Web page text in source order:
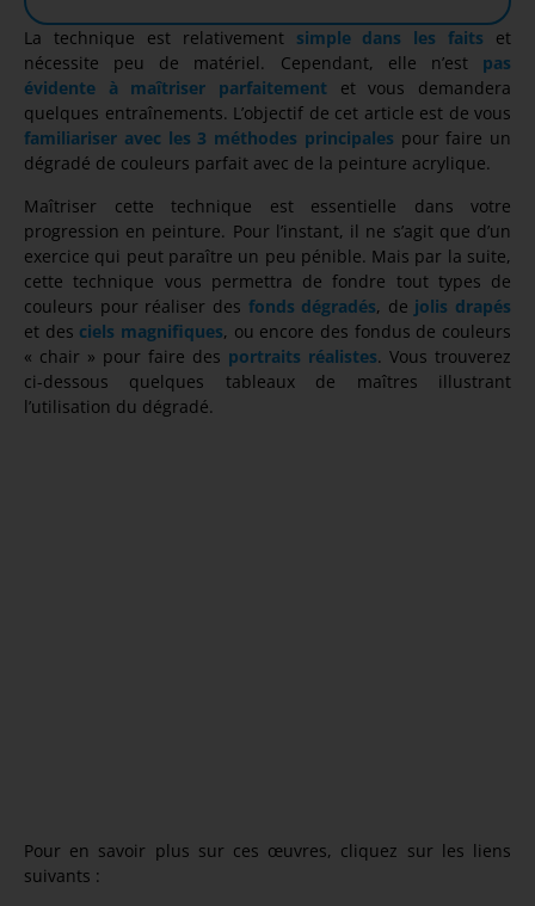
La technique est relativement simple dans les faits et
nécessite peu de matériel. Cependant, elle n’est pas
évidente à maîtriser parfaitement et vous demandera
quelques entraînements. L’objectif de cet article est de vous
familiariser avec les 3 méthodes principales pour faire un
dégradé de couleurs parfait avec de la peinture acrylique.
Maîtriser cette technique est essentielle dans votre
progression en peinture. Pour l’instant, il ne s’agit que d’un
exercice qui peut paraître un peu pénible. Mais par la suite,
cette technique vous permettra de fondre tout types de
couleurs pour réaliser des fonds dégradés, de jolis drapés
et des ciels magnifiques, ou encore des fondus de couleurs
« chair » pour faire des portraits réalistes. Vous trouverez
ci-dessous quelques tableaux de maîtres illustrant
l’utilisation du dégradé.
Pour en savoir plus sur ces œuvres, cliquez sur les liens
suivants :